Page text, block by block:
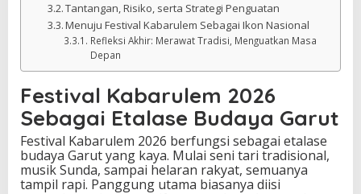
Tantangan, Risiko, serta Strategi Penguatan
Menuju Festival Kabarulem Sebagai Ikon Nasional
Refleksi Akhir: Merawat Tradisi, Menguatkan Masa
Depan
Festival Kabarulem 2026
Sebagai Etalase Budaya Garut
Festival Kabarulem 2026 berfungsi sebagai etalase
budaya Garut yang kaya. Mulai seni tari tradisional,
musik Sunda, sampai helaran rakyat, semuanya
tampil rapi. Panggung utama biasanya diisi